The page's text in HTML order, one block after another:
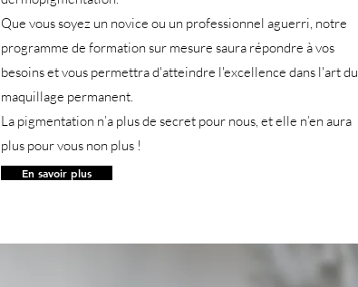
Que vous soyez un novice ou un professionnel aguerri, notre
programme de formation sur mesure saura répondre à vos
besoins et vous permettra d'atteindre l'excellence dans l'art du
maquillage permanent.
La pigmentation n’a plus de secret pour nous, et elle n’en aura
plus pour vous non plus !
En savoir plus